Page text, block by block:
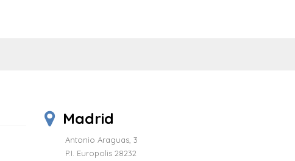
Madrid
Antonio Araguas, 3
P.I. Europolis 28232